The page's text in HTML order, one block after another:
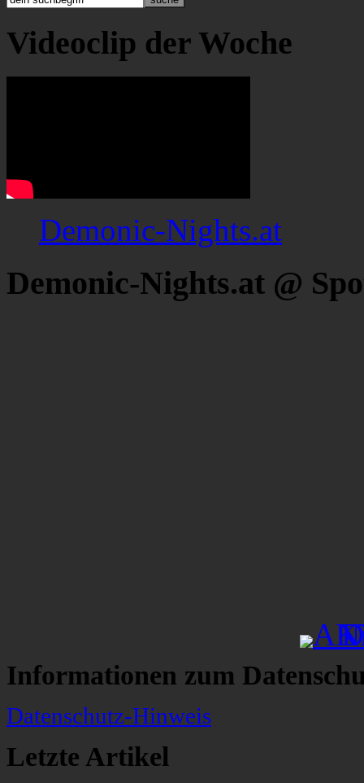
Videoclip der Woche
Demonic-Nights.at
Demonic-Nights.at @
Informationen zum
Datenschutz-Hinweis
Letzte Artikel